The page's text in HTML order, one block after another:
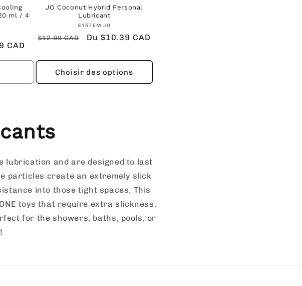
ml / 4
:
CAD
JO Coconut Hybrid Personal
Lubricant
Fournisseur :
SYSTEM JO
Prix
$12.99 CAD
Prix
Du $10.39 CAD
Choisir des options
lubrication and are designed to last
particles create an extremely slick
into those tight spaces. This
toys that require extra slickness.
for the showers, baths, pools, or